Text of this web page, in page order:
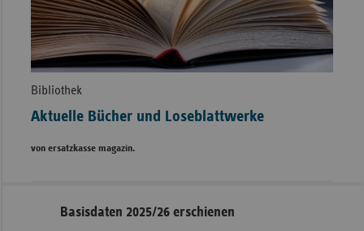
Bibliothek
Aktuelle Bücher und Loseblattwerke
von ersatzkasse magazin.
Seitennavigation
SeitenleisteBasisdaten 2025/26 erschienen